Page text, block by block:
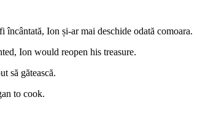
Ion și-ar mai deschide odată comoara.
Ion would reopen his treasure.
să gătească.
to cook.